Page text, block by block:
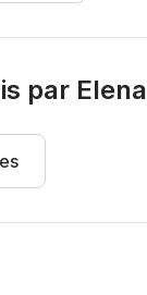
par Elena